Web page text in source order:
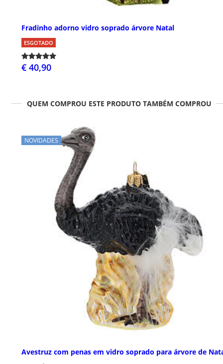
Fradinho adorno vidro soprado árvore Natal
ESGOTADO
€ 40,90
QUEM COMPROU ESTE PRODUTO TAMBÉM COMPROU
NOVIDADES
Avestruz com penas em vidro soprado para árvore de